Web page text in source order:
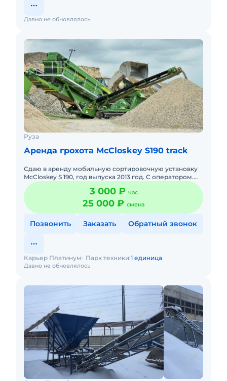
Давно не обновлялось
Руза
Аренда грохота McCloskey S190 track
Сдаю в аренду мобильную сортировочную установку
McCloskey S 190, год выпуска 2013 год. С оператором.
Долгосрочная аренда. Сейчас свободна. Все условия
обговарив
3 000 ₽ час
25 000 ₽ смена
Позвонить Заказать Обратный звонок
Давно не обновлялось
Карьер Платинум Парк техники:1 единица